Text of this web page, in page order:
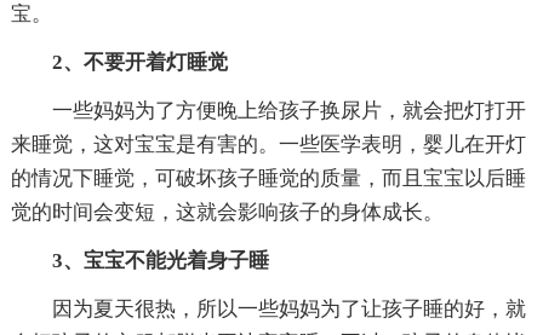
宝。
2、不要开着灯睡觉
一些妈妈为了方便晚上给孩子换尿片，就会把灯打开
来睡觉，这对宝宝是有害的。一些医学表明，婴儿在开灯
的情况下睡觉，可破坏孩子睡觉的质量，而且宝宝以后睡
觉的时间会变短，这就会影响孩子的身体成长。
3、宝宝不能光着身子睡
因为夏天很热，所以一些妈妈为了让孩子睡的好，就